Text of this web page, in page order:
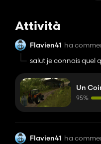
Attività
Flavien41 ha
salut je connais quel
Un
95%
Flavien41 ha